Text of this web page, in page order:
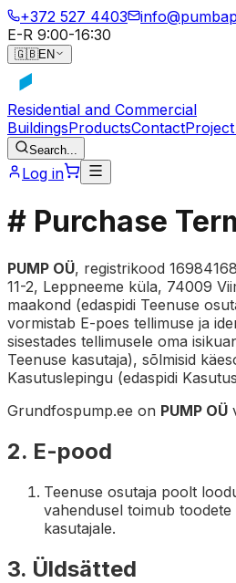
+372 527 4403
E-R 9:00-16:30
🇬🇧EN
Residential and Commercial
BuildingsProductsContact
Search...
Log in
# Purchase
PUMP OÜ, registrikood
11-2, Leppneeme küla, 74009
maakond (edaspidi Teenuse
vormistab E-poes tellimuse ja
sisestades tellimusele oma
Teenuse kasutaja), sõlmisid
Kasutuslepingu (edaspidi
Grundfospump.ee on PUMP OÜ
2. E-pood
Teenuse osutaja poolt
vahendusel toimub
kasutajale.
3. Üldsätted